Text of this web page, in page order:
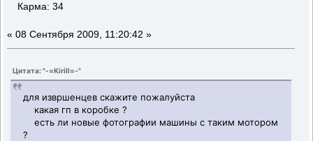
Карма: 34
« 08 Сентября 2009, 11:20:42 »
Цитата: "-=Kirill=-"
для извршенцев скажите пожалуйста
какая гп в коробке ?
есть ли новые фотографии машины с таким мотором
?